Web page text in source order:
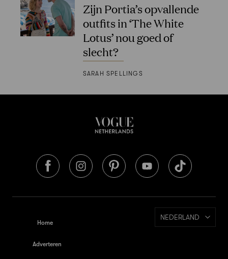
Zijn Portia’s opvallende
outfits in ‘The White
Lotus’ nou goed of
slecht?
SARAH SPELLINGS
Home
Adverteren
NEDERLAND